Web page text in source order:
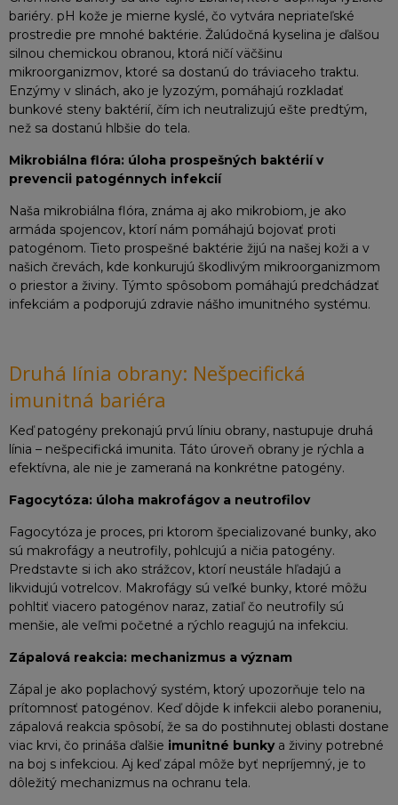
bariéry. pH kože je mierne kyslé, čo vytvára nepriateľské
prostredie pre mnohé baktérie. Žalúdočná kyselina je ďalšou
silnou chemickou obranou, ktorá ničí väčšinu
mikroorganizmov, ktoré sa dostanú do tráviaceho traktu.
Enzýmy v slinách, ako je lyzozým, pomáhajú rozkladať
bunkové steny baktérií, čím ich neutralizujú ešte predtým,
než sa dostanú hlbšie do tela.
Mikrobiálna flóra: úloha prospešných baktérií v
prevencii patogénnych infekcií
Naša mikrobiálna flóra, známa aj ako mikrobiom, je ako
armáda spojencov, ktorí nám pomáhajú bojovať proti
patogénom. Tieto prospešné baktérie žijú na našej koži a v
našich črevách, kde konkurujú škodlivým mikroorganizmom
o priestor a živiny. Týmto spôsobom pomáhajú predchádzať
infekciám a podporujú zdravie nášho imunitného systému.
Druhá línia obrany: Nešpecifická
imunitná bariéra
Keď patogény prekonajú prvú líniu obrany, nastupuje druhá
línia – nešpecifická imunita. Táto úroveň obrany je rýchla a
efektívna, ale nie je zameraná na konkrétne patogény.
Fagocytóza: úloha makrofágov a neutrofilov
Fagocytóza je proces, pri ktorom špecializované bunky, ako
sú makrofágy a neutrofily, pohlcujú a ničia patogény.
Predstavte si ich ako strážcov, ktorí neustále hľadajú a
likvidujú votrelcov. Makrofágy sú veľké bunky, ktoré môžu
pohltiť viacero patogénov naraz, zatiaľ čo neutrofily sú
menšie, ale veľmi početné a rýchlo reagujú na infekciu.
Zápalová reakcia: mechanizmus a význam
Zápal je ako poplachový systém, ktorý upozorňuje telo na
prítomnosť patogénov. Keď dôjde k infekcii alebo poraneniu,
zápalová reakcia spôsobí, že sa do postihnutej oblasti dostane
viac krvi, čo prináša ďalšie imunitné bunkya živiny potrebné
na boj s infekciou. Aj keď zápal môže byť nepríjemný, je to
dôležitý mechanizmus na ochranu tela.